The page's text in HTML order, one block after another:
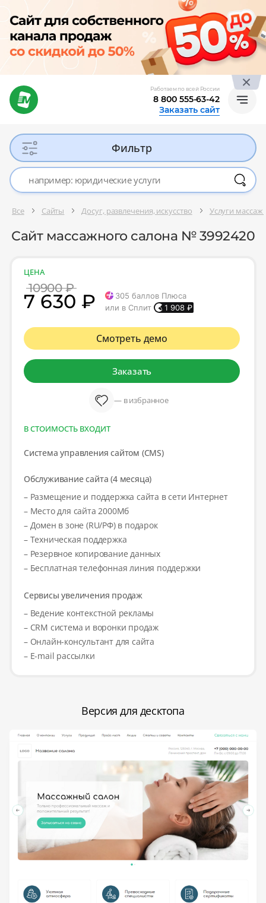
Работаем по всей России
8 800 555-63-42
Заказать сайт
Фильтр
Все Сайты Досуг, развлечения, искусство Услуги
Сайт массажного салона № 3992420
ЦЕНА
10900 ₽
7 630 ₽ 305 баллов Плюса
или в Сплит
1 908 ₽
Смотреть демо
Заказать
— в избранное
В СТОИМОСТЬ ВХОДИТ
Система управления сайтом (CMS)
Обслуживание сайта (4 месяца)
– Размещение и поддержка сайта в сети Интернет
– Место для сайта 2000Мб
– Домен в зоне (RU/РФ) в подарок
– Техническая поддержка
– Резервное копирование данных
– Бесплатная телефонная линия поддержки
Сервисы увеличения продаж
– Ведение контекстной рекламы
– CRM система и воронки продаж
– Онлайн-консультант для сайта
– E-mail рассылки
Версия для десктопа